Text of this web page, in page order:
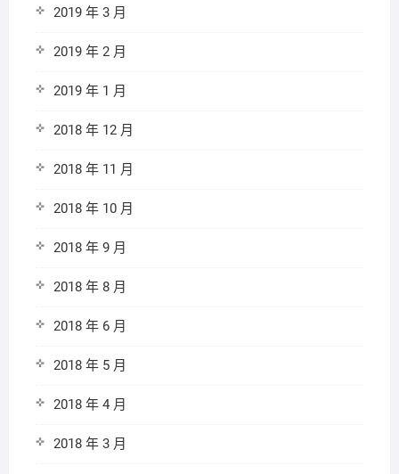
2019 年 3 月
2019 年 2 月
2019 年 1 月
2018 年 12 月
2018 年 11 月
2018 年 10 月
2018 年 9 月
2018 年 8 月
2018 年 6 月
2018 年 5 月
2018 年 4 月
2018 年 3 月